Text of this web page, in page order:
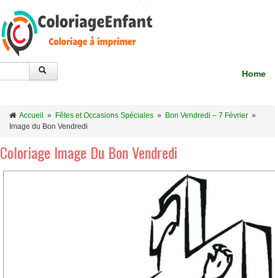
Home
Accueil » Fêtes et Occasions Spéciales » Bon Vendredi – 7 Février »
Image du Bon Vendredi
Coloriage Image Du Bon Vendredi